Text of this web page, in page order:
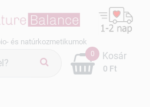
és natúrkozmetikumok
0
0 Ft
Kosár